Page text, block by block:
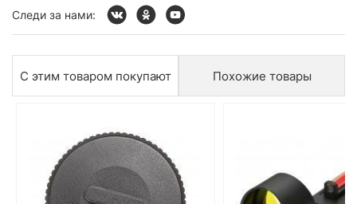
Следи за нами:
С этим товаром покупают Похожие товары